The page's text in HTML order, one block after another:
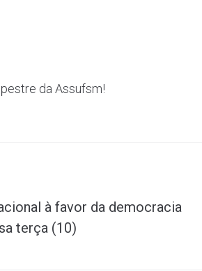
da Assufsm!
à favor da democracia
terça (10)